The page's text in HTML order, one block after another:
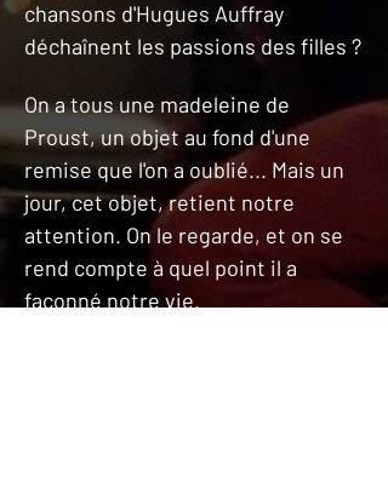
chansons d'Hugues Auffray
déchaînent les passions des filles ?
On a tous une madeleine de
Proust, un objet au fond d'une
remise que l'on a oublié... Mais un
jour, cet objet, retient notre
attention. On le regarde, et on se
rend compte à quel point il a
façonné notre vie.